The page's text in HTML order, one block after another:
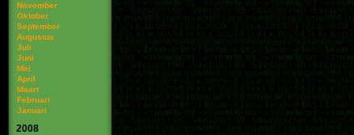
November
Oktober
September
Augustus
Juli
Juni
Mei
April
Maart
Februari
Januari
2008